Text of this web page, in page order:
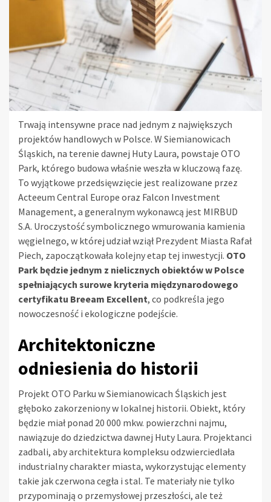
Trwają intensywne prace nad jednym z największych
projektów handlowych w Polsce. W Siemianowicach
Śląskich, na terenie dawnej Huty Laura, powstaje OTO
Park, którego budowa właśnie weszła w kluczową fazę.
To wyjątkowe przedsięwzięcie jest realizowane przez
Acteeum Central Europe oraz Falcon Investment
Management, a generalnym wykonawcą jest MIRBUD
S.A. Uroczystość symbolicznego wmurowania kamienia
węgielnego, w której udział wziął Prezydent Miasta Rafał
Piech, zapoczątkowała kolejny etap tej inwestycji. OTO
Park będzie jednym z nielicznych obiektów w Polsce
spełniających surowe kryteria międzynarodowego
certyfikatu Breeam Excellent, co podkreśla jego
nowoczesność i ekologiczne podejście.
Architektoniczne
odniesienia do historii
Projekt OTO Parku w Siemianowicach Śląskich jest
głęboko zakorzeniony w lokalnej historii. Obiekt, który
będzie miał ponad 20 000 mkw. powierzchni najmu,
nawiązuje do dziedzictwa dawnej Huty Laura. Projektanci
zadbali, aby architektura kompleksu odzwierciedlała
industrialny charakter miasta, wykorzystując elementy
takie jak czerwona cegła i stal. Te materiały nie tylko
przypominają o przemysłowej przeszłości, ale też